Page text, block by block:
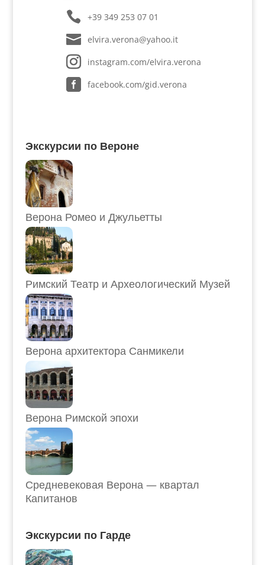
+39 349 253 07 01
elvira.verona@yahoo.it
instagram.com/elvira.verona
facebook.com/gid.verona
Экскурсии по Вероне
Верона Ромео и Джульетты
Римский Театр и Археологический Музей
Верона архитектора Санмикели
Верона Римской эпохи
Средневековая Верона — квартал
Капитанов
Экскурсии по Гарде